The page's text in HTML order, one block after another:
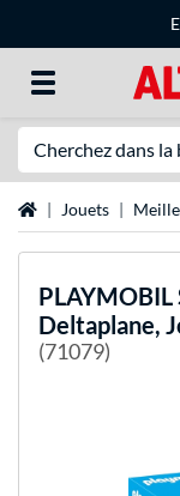
Page d'accueil
Jouets
PLAYMOBIL
Deltaplane,
(71079)